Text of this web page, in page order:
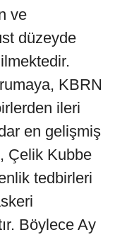
ve
düzeyde
KBRN
ileri
en gelişmiş
Çelik Kubbe
tedbirleri
Böylece Ay